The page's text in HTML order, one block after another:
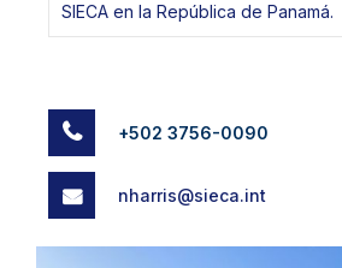
SIECA en la República de Panamá.
+502 3756-0090
nharris@sieca.int